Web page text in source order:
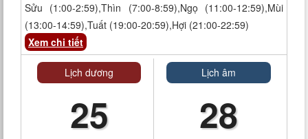
Sửu (1:00-2:59),Thìn (7:00-8:59),Ngọ (11:00-12:59),Mùi
(13:00-14:59),Tuất (19:00-20:59),Hợi (21:00-22:59)
Xem chi tiết
Lịch dương
25
Lịch âm
28